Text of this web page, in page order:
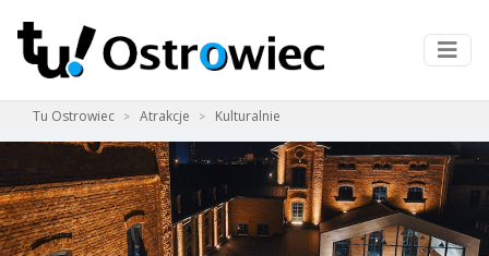
Tu Ostrowiec Atrakcje Kulturalnie